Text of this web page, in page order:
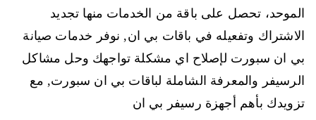
الموحد، تحصل على باقة من الخدمات منها تجديد
الاشتراك وتفعيله في باقات بي ان, نوفر خدمات صيانة
بي ان سبورت لإصلاح اي مشكلة تواجهك وحل مشاكل
الرسيفر والمعرفة الشاملة لباقات بي ان سبورت, مع
تزويدك بأهم أجهزة رسيفر بي ان